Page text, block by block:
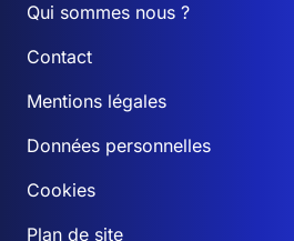
Qui sommes nous ?
Contact
Mentions légales
Données personnelles
Cookies
Plan de site